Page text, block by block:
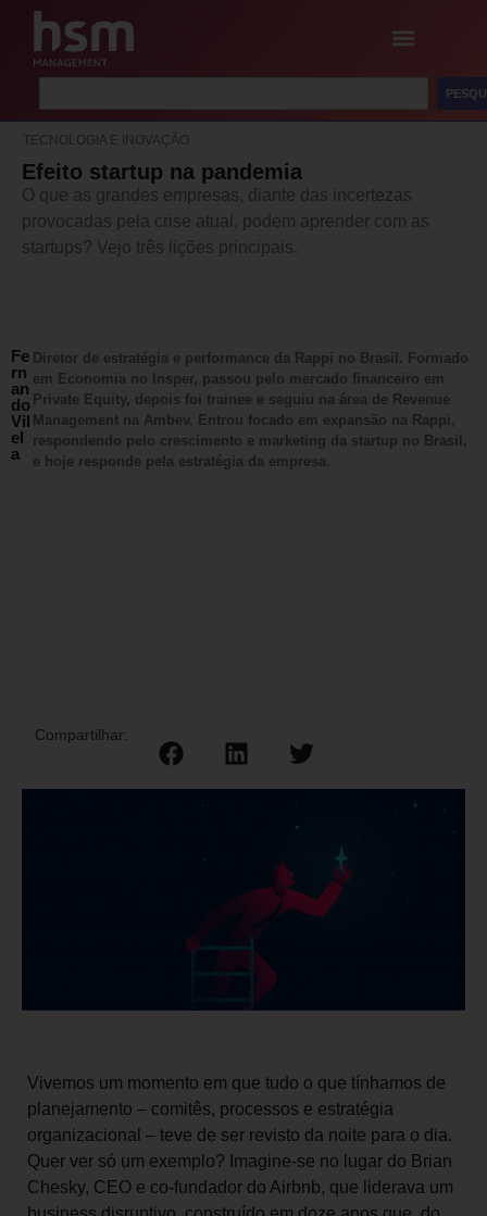
TECNOLOGIA E INOVAÇÃO
Efeito startup na pandemia
O que as grandes empresas, diante das incertezas
provocadas pela crise atual, podem aprender com as
startups? Vejo três lições principais.
Fe
rn
an
do
Vil
el
a
Diretor de estratégia e performance da Rappi no Brasil. Formado
em Economia no Insper, passou pelo mercado financeiro em
Private Equity, depois foi trainee e seguiu na área de Revenue
Management na Ambev. Entrou focado em expansão na Rappi,
respondendo pelo crescimento e marketing da startup no Brasil,
e hoje responde pela estratégia da empresa.
Compartilhar:
Vivemos um momento em que tudo o que tínhamos de
planejamento – comitês, processos e estratégia
organizacional – teve de ser revisto da noite para o dia.
Quer ver só um exemplo? Imagine-se no lugar do Brian
Chesky, CEO e co-fundador do Airbnb, que liderava um